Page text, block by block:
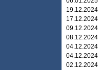
19.12.2024
17.12.2024
09.12.2024
08.12.2024
04.12.2024
04.12.2024
02.12.2024